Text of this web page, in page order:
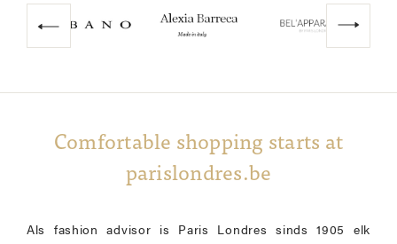
Comfortable shopping starts at
parislondres.be
Als fashion advisor is Paris Londres sinds 1905 elk